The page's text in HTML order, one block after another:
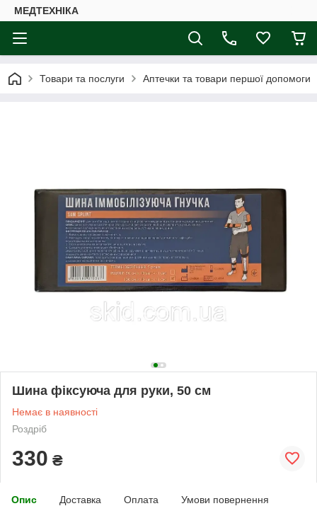
МЕДТЕХНІКА
Товари та послуги Аптечки та товари першої допомоги
Шина фіксуюча для руки, 50 см
Немає в наявності
Роздріб
330 ₴
Опис Доставка Оплата Умови повернення